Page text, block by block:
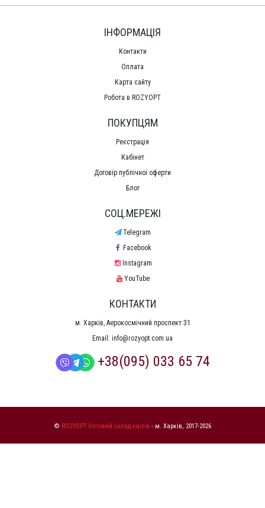
ІНФОРМАЦІЯ
Контакти
Оплата
Карта сайту
Робота в ROZYOPT
ПОКУПЦЯМ
Реєстрація
Кабінет
Договір публічної оферти
Блог
СОЦ.МЕРЕЖІ
Telegram
Facebook
Instagram
YouTube
КОНТАКТИ
м. Харків, Аерокосмічний проспект 31
Email: info@rozyopt.com.ua
+38(095) 033 65 74
© ROZYOPT Оптовий склад квітів - м. Харків, 2017-2026